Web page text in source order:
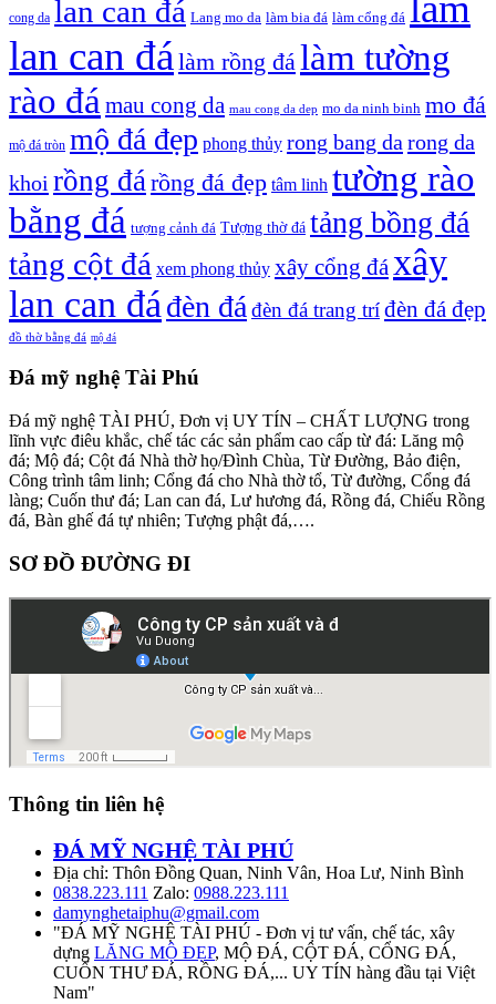
cong da lan can đá Lang mo da làm bia đá làm cổng đá
lan can đá làm rồng đá làm tường
rào đá mau cong da mau cong da dep mo da ninh binh mo đá
mộ đá tròn mộ đá đẹp phong thủy rong bang da rong da
khoi rồng đá rồng đá đẹp tâm linh tường rào
bằng đá tượng cảnh đá Tượng thờ đá tảng bồng đá
tảng cột đá xem phong thủy xây cổng đá xây
lan can đá đèn đá đèn đá trang tríđèn đá đẹp
đồ thờ bằng đá mộ đá
Đá mỹ nghệ Tài Phú
Đá mỹ nghệ TÀI PHÚ, Đơn vị UY TÍN – CHẤT LƯỢNG trong
lĩnh vực điêu khắc, chế tác các sản phẩm cao cấp từ đá: Lăng mộ
đá; Mộ đá; Cột đá Nhà thờ họ/Đình Chùa, Từ Đường, Bảo điện,
Công trình tâm linh; Cổng đá cho Nhà thờ tổ, Từ đường, Cổng đá
làng; Cuốn thư đá; Lan can đá, Lư hương đá, Rồng đá, Chiếu Rồng
đá, Bàn ghế đá tự nhiên; Tượng phật đá,….
SƠ ĐỒ ĐƯỜNG ĐI
Thông tin liên hệ
ĐÁ MỸ NGHỆ TÀI PHÚ
Địa chỉ: Thôn Đồng Quan, Ninh Vân, Hoa Lư, Ninh Bình
0838.223.111 Zalo: 0988.223.111
damynghetaiphu@gmail.com
"ĐÁ MỸ NGHỆ TÀI PHÚ - Đơn vị tư vấn, chế tác, xây
dựng LĂNG MỘ ĐẸP, MỘ ĐÁ, CỘT ĐÁ, CỔNG ĐÁ,
CUỐN THƯ ĐÁ, RỒNG ĐÁ,... UY TÍN hàng đầu tại Việt
Nam"